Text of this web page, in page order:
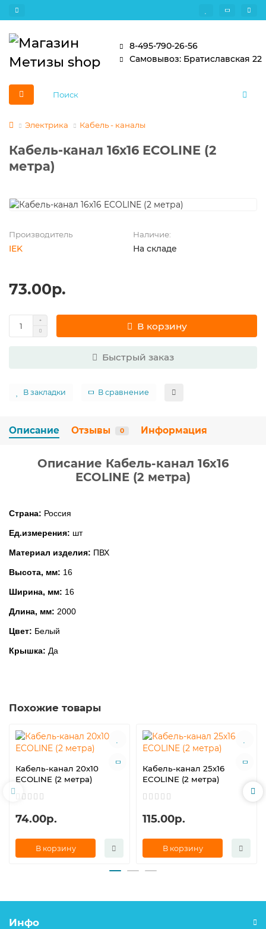
8-495-790-26-56
Самовывоз: Братиславская 22
Электрика Кабель - каналы
Кабель-канал 16х16 ECOLINE (2
метра)
Производитель
IEK
Наличие:
На складе
73.00р.
В корзину
Быстрый заказ
В закладки В сравнение
Описание Отзывы 0 Информация
Описание Кабель-канал 16х16
ECOLINE (2 метра)
Страна: Россия
Ед.измерения: шт
Материал изделия: ПВХ
Высота, мм: 16
Ширина, мм: 16
Длина, мм: 2000
Цвет: Белый
Крышка: Да
Похожие товары
Кабель-канал 20х10
ECOLINE (2 метра)
74.00р.
В корзину
Кабель-канал 25х16
ECOLINE (2 метра)
115.00р.
В корзину
Инфо